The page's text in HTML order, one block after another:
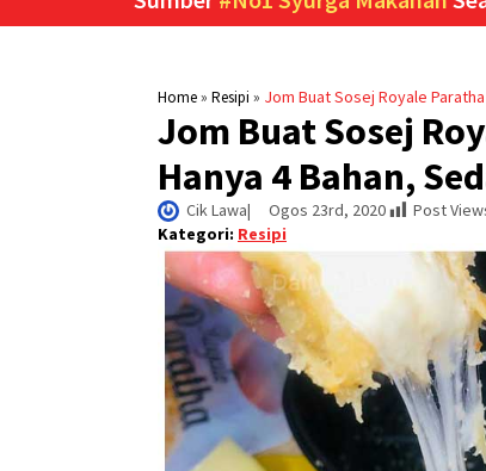
Home» Resipi » Jom Buat Sosej Royale
Jom Buat Sosej
Hanya 4 Bahan,
Cik Lawa| Ogos 23rd, 2020 Post
Kategori: Resipi